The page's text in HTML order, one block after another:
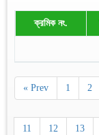
ক্রমিক নং.
« Prev 1 2
11 12 13